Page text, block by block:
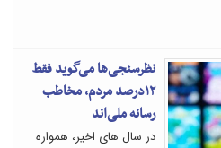
نظرسنجی‌ها می‌گوید فقط
۱۲درصد مردم، مخاطب
رسانه ملی‌اند
در سال های اخیر، همواره